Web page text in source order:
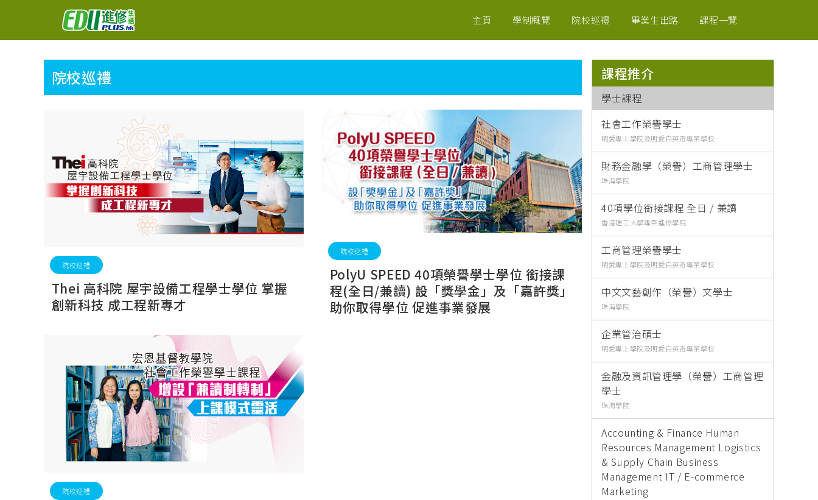
主頁 學制概覽 院校巡禮 畢業生出路 課程一覽
院校巡禮
院校巡禮
Thei 高科院 屋宇設備工程學士學位 掌握
創新科技 成工程新專才
院校巡禮
PolyU SPEED 40項榮譽學士學位 銜接課
程(全日/兼讀) 設「獎學金」及「嘉許獎」
助你取得學位 促進事業發展
院校巡禮
課程推介
學士課程
社會工作榮譽學士
明愛專上學院及明愛白英奇專業學校
財務金融學（榮譽）工商管理學士
珠海學院
40項學位銜接課程 全日 / 兼讀
香港理工大學專業進修學院
工商管理榮譽學士
明愛專上學院及明愛白英奇專業學校
中文文藝創作（榮譽）文學士
珠海學院
企業管治碩士
明愛專上學院及明愛白英奇專業學校
金融及資訊管理學（榮譽）工商管理
學士
珠海學院
Accounting & Finance Human
Resources Management Logistics
& Supply Chain Business
Management IT / E-commerce
Marketing